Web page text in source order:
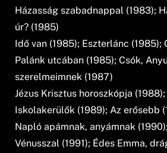
Házasság szabadnappal (1983);
úr? (1985)
Idő van (1985); Eszterlánc (1985);
Palánk utcában (1985); Csók,
szerelmeimnek (1987)
Jézus Krisztus horoszkópja
Iskolakerülők (1989); Az erősebb
Napló apámnak, anyámnak
Vénusszal (1991); Édes Emma,